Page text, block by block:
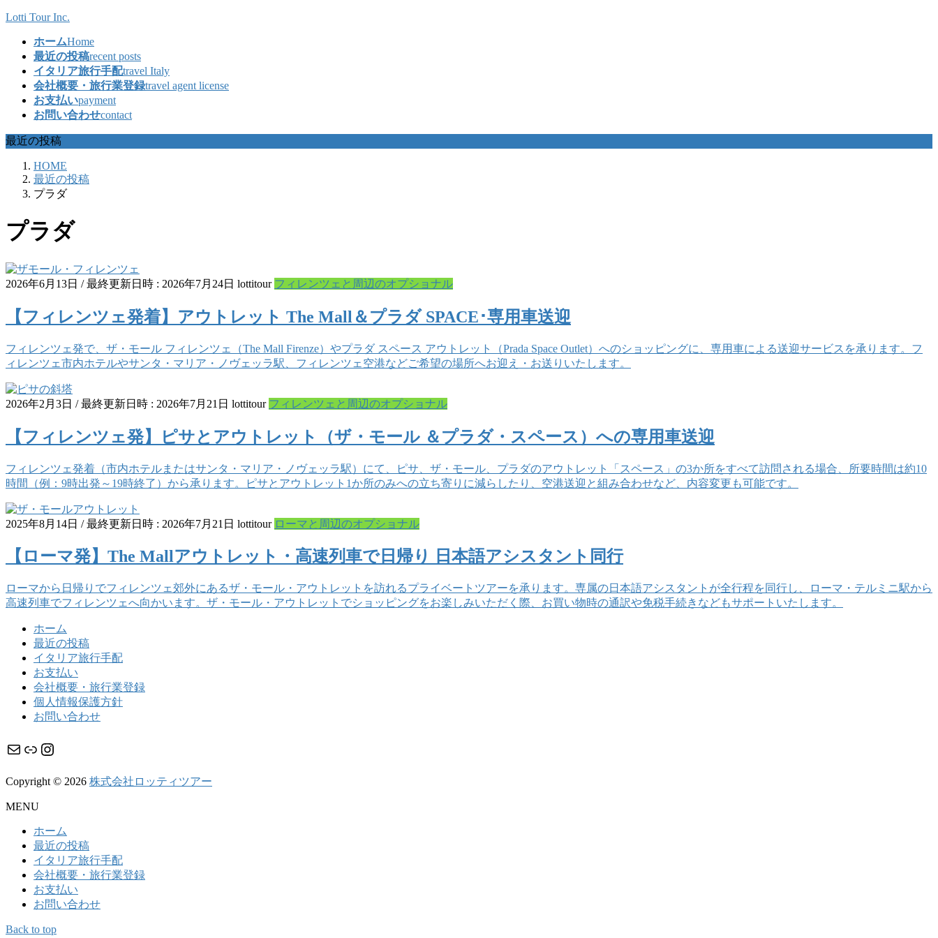
コ
ッ
プ
ナ
移
動
Lotti Tour Inc.
ホームHome
最近の投稿recent posts
イタリア旅行手配travel Italy
会社概要・旅行業登録travel agent license
お支払いpayment
お問い合わせcontact
最近の投稿
HOME
最近の投稿
プラダ
プラダ
2026年6月13日 / 最終更新日時 : 2026年7月24日 lottitour フィレンツェと周辺のオプショナル
【フィレンツェ発着】アウトレット The Mall＆プラダ SPACE･専用車送迎
フィレンツェ発で、ザ・モール フィレンツェ（The Mall Firenze）やプラダ スペース アウトレット（Prada Space Outlet）へのショッピングに、専用車による送迎サービスを承ります。フ
ィレンツェ市内ホテルやサンタ・マリア・ノヴェッラ駅、フィレンツェ空港などご希望の場所へお迎え・お送りいたします。
2026年2月3日 / 最終更新日時 : 2026年7月21日 lottitour フィレンツェと周辺のオプショナル
【フィレンツェ発】ピサとアウトレット（ザ・モール ＆プラダ・スペース）への専用車送迎
フィレンツェ発着（市内ホテルまたはサンタ・マリア・ノヴェッラ駅）にて、ピサ、ザ・モール、プラダのアウトレット「スペース」の3か所をすべて訪問される場合、所要時間は約10
時間（例：9時出発～19時終了）から承ります。ピサとアウトレット1か所のみへの立ち寄りに減らしたり、空港送迎と組み合わせなど、内容変更も可能です。
2025年8月14日 / 最終更新日時 : 2026年7月21日 lottitour ローマと周辺のオプショナル
【ローマ発】The Mallアウトレット・高速列車で日帰り 日本語アシスタント同行
ローマから日帰りでフィレンツェ郊外にあるザ・モール・アウトレットを訪れるプライベートツアーを承ります。専属の日本語アシスタントが全行程を同行し、ローマ・テルミニ駅から
高速列車でフィレンツェへ向かいます。ザ・モール・アウトレットでショッピングをお楽しみいただく際、お買い物時の通訳や免税手続きなどもサポートいたします。
ホーム
最近の投稿
イタリア旅行手配
お支払い
会社概要・旅行業登録
個人情報保護方針
お問い合わせ
メール リンク Instagram
Copyright © 2026 株式会社ロッティツアー
MENU
ホーム
最近の投稿
イタリア旅行手配
会社概要・旅行業登録
お支払い
お問い合わせ
Back to top